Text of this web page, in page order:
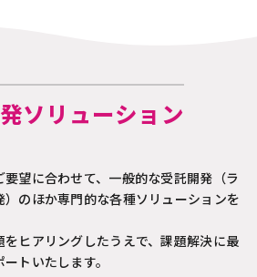
ソリューション
望に合わせて、一般的な受託開発（ラ
のほか専門的な各種ソリューションを
ヒアリングしたうえで、課題解決に最
トいたします。